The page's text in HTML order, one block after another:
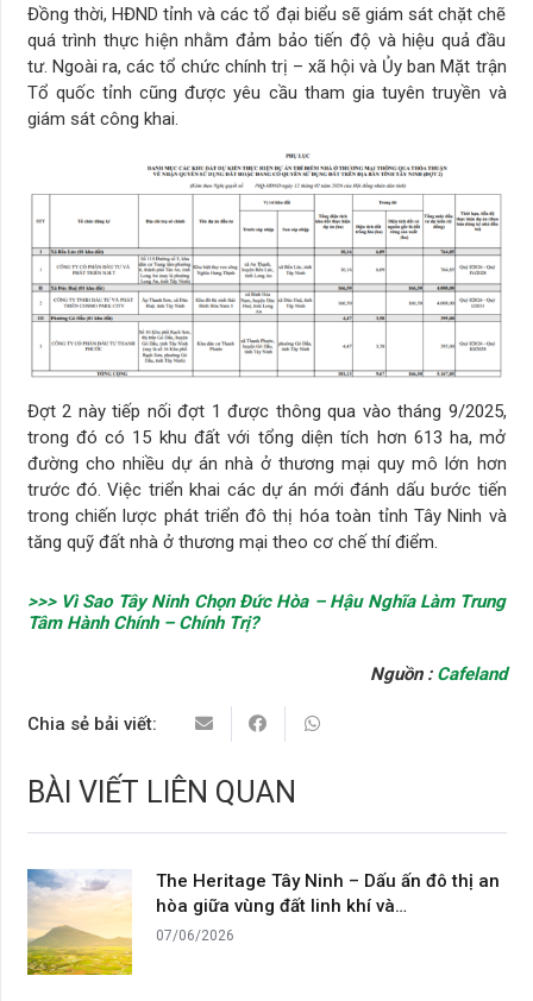
Đồng thời, HĐND tỉnh và các tổ đại biểu sẽ giám sát chặt chẽ
quá trình thực hiện nhằm đảm bảo tiến độ và hiệu quả đầu
tư. Ngoài ra, các tổ chức chính trị – xã hội và Ủy ban Mặt trận
Tổ quốc tỉnh cũng được yêu cầu tham gia tuyên truyền và
giám sát công khai.
Đợt 2 này tiếp nối đợt 1 được thông qua vào tháng 9/2025,
trong đó có 15 khu đất với tổng diện tích hơn 613 ha, mở
đường cho nhiều dự án nhà ở thương mại quy mô lớn hơn
trước đó. Việc triển khai các dự án mới đánh dấu bước tiến
trong chiến lược phát triển đô thị hóa toàn tỉnh Tây Ninh và
tăng quỹ đất nhà ở thương mại theo cơ chế thí điểm.
>>> Vì Sao Tây Ninh Chọn Đức Hòa – Hậu Nghĩa Làm Trung
Tâm Hành Chính – Chính Trị?
Nguồn : Cafeland
Chia sẻ bải viết:
BÀI VIẾT LIÊN QUAN
The Heritage Tây Ninh – Dấu ấn đô thị an
hòa giữa vùng đất linh khí và…
07/06/2026